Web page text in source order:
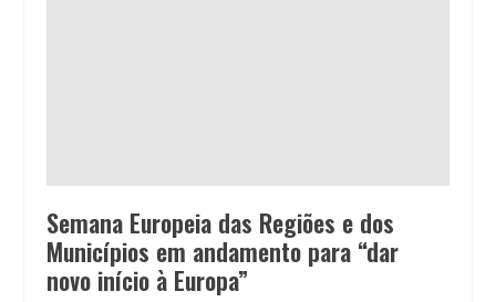
Semana Europeia das Regiões e dos
Municípios em andamento para “dar
novo início à Europa”